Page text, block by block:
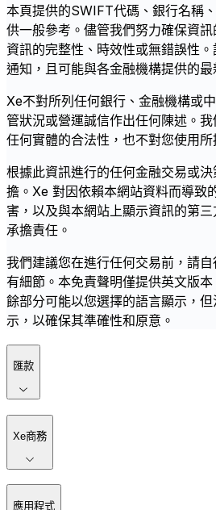
本頁提供的SWIFT代碼、銀行名稱
供一般參考。儘管我們努力確保資
資訊的完整性、時效性或無錯誤性
通知，且可能與各金融機構提供的最
Xe不對所列任何銀行、金融機構或
管狀況或營運誠信作出任何陳述。
任何實體的合法性，也不對您使用
根據此資訊進行的任何金融交易或
擔。Xe 對因依賴本網站資料而導致
害，以及與本網站上顯示資訊的第
承擔責任。
我們建議您在進行任何交易前，請
有細節。本免責聲明僅提供英文版
餘部分可能以您選擇的語言顯示，
示，以確保其準確性和原意。
匯款
Xe商務
應用程式